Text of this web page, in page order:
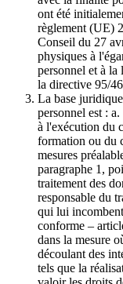
ont été
règlement (UE)
Conseil du 27
physiques à
personnel et à la
la directive 95/
La base
personnel est :
à l'exécution du
formation ou du
mesures
paragraphe 1,
traitement des
responsable du
qui lui
conforme –
dans la mesure
découlant des
tels que la